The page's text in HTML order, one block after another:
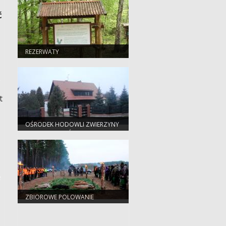
REZERWATY
OŚRODEK HODOWLI ZWIERZYNY
Z KWATERĄ MYŚLIWSKĄ
ZBIOROWE POLOWANIE
SZKOLENIOWE